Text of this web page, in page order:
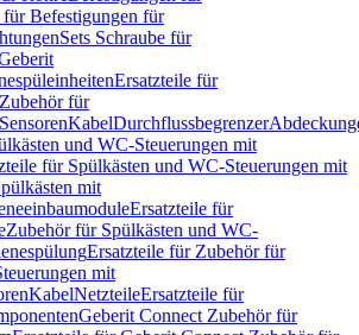
für Befestigungen für
Sets Schraube für
Ersatzteile für
Zubehör für
SensorenKabelDurchflussbegrenzer
und WC-Steuerungen mit
für Spülkästen und WC-Steuerungen mit
mit
Ersatzteile für
Zubehör für Spülkästen und WC-
Ersatzteile für Zubehör für
mit
KabelNetzteileErsatzteile für
Geberit Connect Zubehör für